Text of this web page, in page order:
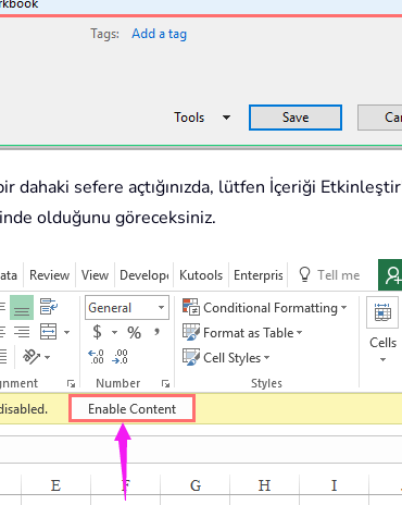
dahaki sefere açtığınızda, lütfen İçeriği
olduğunu göreceksiniz.